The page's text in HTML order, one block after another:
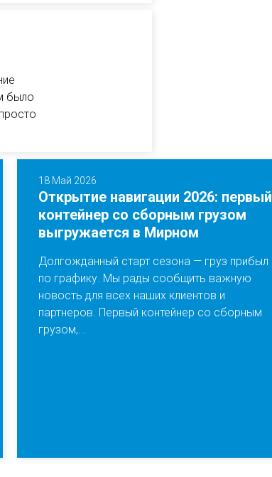
было
18 Май 2026
Открытие навигации 2026: первый
контейнер со сборным грузом
выгружается в Мирном
Долгожданный старт сезона — груз прибыл
по графику. Мы рады сообщить важную
новость для всех наших клиентов и
партнеров. Первый контейнер со сборным
грузом,...